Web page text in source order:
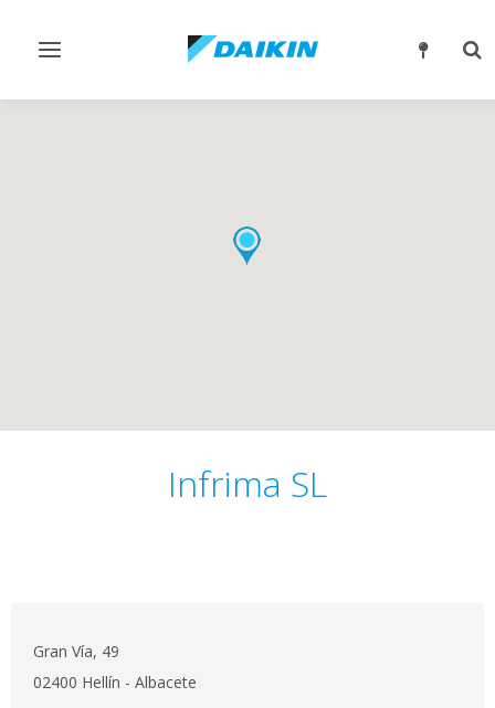
Alternar
Infrima SL
Gran Vía, 49
02400 Hellín - Albacete